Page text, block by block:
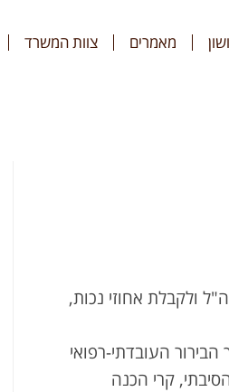
מאמרים צוות המשרד
ולקבלת אחוזי נכות,
העובדתי-רפואי
קרי הכנה